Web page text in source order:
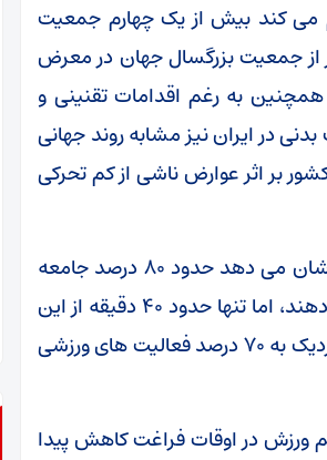
می کند بیش از یک چهارم جمعیت
بدنی هستند و بیش از ۱.۴ میلیارد نفر از جمعیت بزرگسال جهان در معرض
همچنین به رغم اقدامات تقنینی و
در ایران نیز مشابه روند جهانی
که سالانه حدود ۳۲۰ هزار نفر در کشور بر اثر عوارض ناشی از کم تحرکی
بررسی میزان ساعات گذران اوقات فراغت مردم در سال ۱۳۹۴ نشان می دهد حدود ۸۰ درصد جامعه
بیش از پنج ساعت از زمان خود را به اوقات فراغت اختصاص می دهند، اما تنها حدود ۴۰ دقیقه از این
زمان صرف ورزش می شود. همچنین طبق آمارهای سال ۱۳۹۹، نزدیک به ۷۰ درصد فعالیت های ورزشی
در اوقات فراغت کاهش پیدا